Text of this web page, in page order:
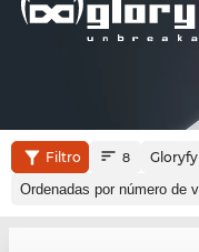
Filtro 8 Gloryfy